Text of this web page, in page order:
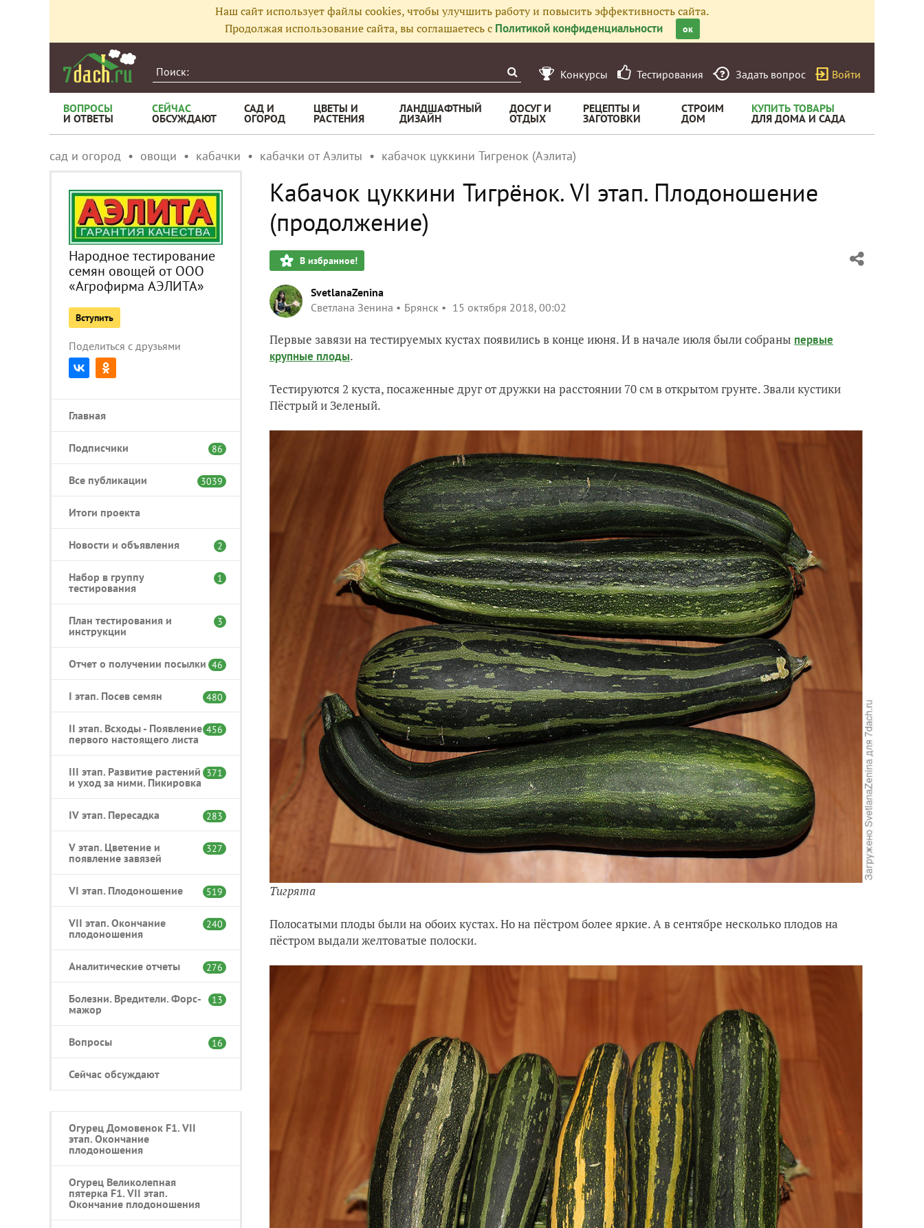
Наш сайт использует файлы cookies, чтобы улучшить работу и повысить эффективность сайта.
Продолжая использование сайта, вы соглашаетесь с Политикой конфиденциальности ок
Конкурсы Тестирования Задать вопрос Войти
ВОПРОСЫ
И ОТВЕТЫ
СЕЙЧАС
ОБСУЖДАЮТ
САД И
ОГОРОД
ЦВЕТЫ И
РАСТЕНИЯ
ЛАНДШАФТНЫЙ
ДИЗАЙН
ДОСУГ И
ОТДЫХ
РЕЦЕПТЫ И
ЗАГОТОВКИ
СТРОИМ
ДОМ
КУПИТЬ ТОВАРЫ
ДЛЯ ДОМА И САДА
сад и огород овощи кабачки кабачки от Аэлиты кабачок цуккини Тигренок (Аэлита)
Народное тестирование
семян овощей от ООО
«Агрофирма АЭЛИТА»
Вступить
Поделиться с друзьями
Главная
Подписчики 86
Все публикации 3039
Итоги проекта
Новости и объявления 2
Набор в группу
тестирования
1
План тестирования и
инструкции
3
Отчет о получении посылки 46
I этап. Посев семян 480
II этап. Всходы - Появление
первого настоящего листа
456
III этап. Развитие растений
и уход за ними. Пикировка
371
IV этап. Пересадка 283
V этап. Цветение и
появление завязей
327
VI этап. Плодоношение 519
VII этап. Окончание
плодоношения
240
Аналитические отчеты 276
Болезни. Вредители. Форс-
мажор
13
Вопросы 16
Сейчас обсуждают
Огурец Домовенок F1. VII
этап. Окончание
плодоношения
Огурец Великолепная
пятерка F1. VII этап.
Окончание плодоношения
Кабачок цуккини Тигрёнок. VI этап. Плодоношение
(продолжение)
В избранное!
SvetlanaZenina
Светлана Зенина
Брянск 15 октября 2018, 00:02
Первые завязи на тестируемых кустах появились в конце июня. И в начале июля были собраны первые
крупные плоды.
Тестируются 2 куста, посаженные друг от дружки на расстоянии 70 см в открытом грунте. Звали кустики
Пёстрый и Зеленый.
Тигрята
Полосатыми плоды были на обоих кустах. Но на пёстром более яркие. А в сентябре несколько плодов на
пёстром выдали желтоватые полоски.